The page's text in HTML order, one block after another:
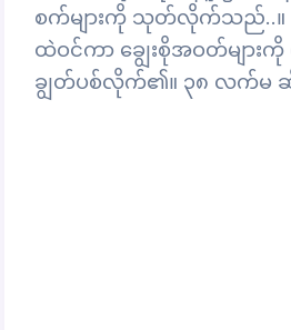
စက်များကို သုတ်လိုက်သည်..။ ပ
ထဲဝင်ကာ ချွေးစိုအဝတ်များ
ချွတ်ပစ်လိုက်၏။ ၃၈ လက်မ